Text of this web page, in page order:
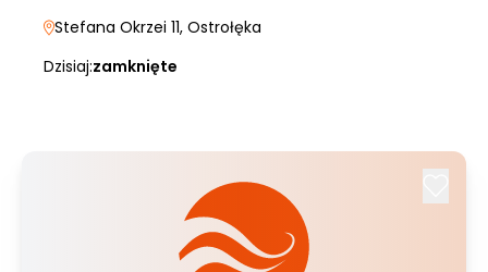
Stefana Okrzei 11, Ostrołęka
Dzisiaj:zamknięte